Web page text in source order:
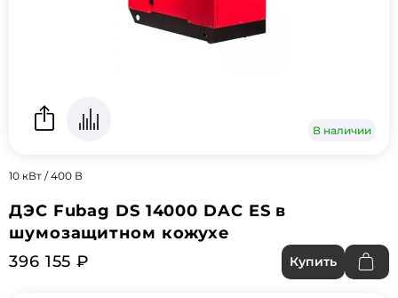
В наличии
10 кВт / 400 В
ДЭС Fubag DS 14000 DAC ES в
шумозащитном кожухе
396 155 ₽
Купить